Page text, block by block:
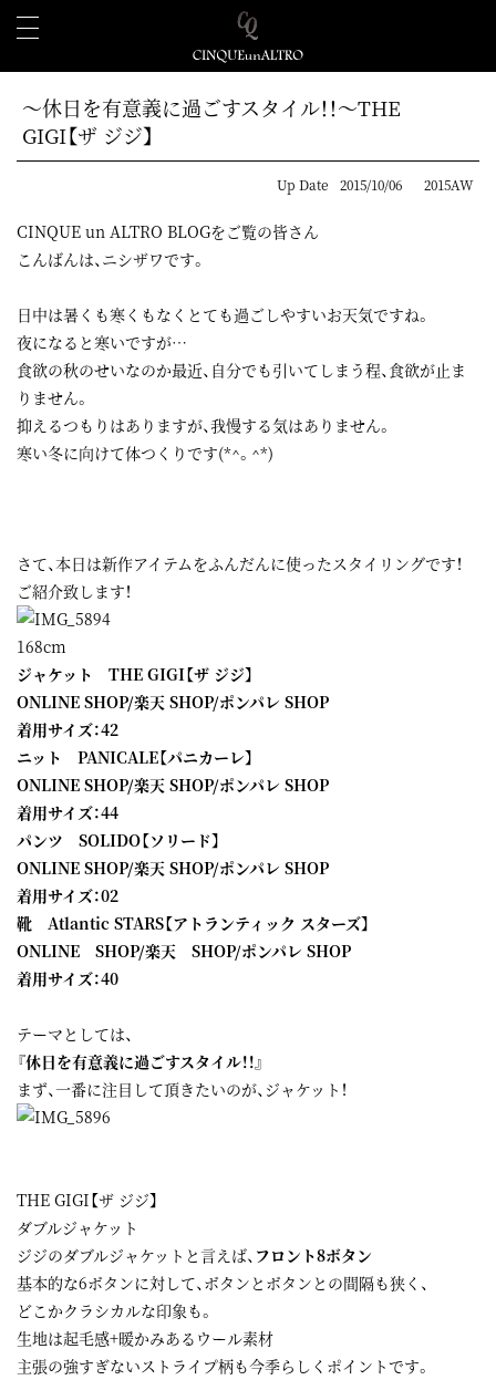
～休日を有意義に過ごすスタイル！！～THE
GIGI【ザ ジジ】
Up Date 2015/10/06 2015AW
CINQUE un ALTRO BLOGをご覧の皆さん
こんばんは、ニシザワです。
日中は暑くも寒くもなくとても過ごしやすいお天気ですね。
夜になると寒いですが…
食欲の秋のせいなのか最近、自分でも引いてしまう程、食欲が止ま
りません。
抑えるつもりはありますが、我慢する気はありません。
寒い冬に向けて体つくりです(*^。^*)
さて、本日は新作アイテムをふんだんに使ったスタイリングです！
ご紹介致します！
168cm
ジャケット THE GIGI【ザ ジジ】
ONLINE SHOP/楽天 SHOP/ポンパレ SHOP
着用サイズ：42
ニット PANICALE【パニカーレ】
ONLINE SHOP/楽天 SHOP/ポンパレ SHOP
着用サイズ：44
パンツ SOLIDO【ソリード】
ONLINE SHOP/楽天 SHOP/ポンパレ SHOP
着用サイズ：02
靴 Atlantic STARS【アトランティック スターズ】
ONLINE SHOP/楽天 SHOP/ポンパレ SHOP
着用サイズ：40
テーマとしては、
『休日を有意義に過ごすスタイル！！』
まず、一番に注目して頂きたいのが、ジャケット！
THE GIGI【ザ ジジ】
ダブルジャケット
ジジのダブルジャケットと言えば、 フロント8ボタン
基本的な6ボタンに対して、ボタンとボタンとの間隔も狭く、
どこかクラシカルな印象も。
生地は起毛感+暖かみあるウール素材
主張の強すぎないストライプ柄も今季らしくポイントです。